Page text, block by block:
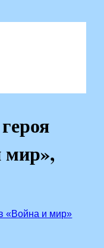
«Война и мир»